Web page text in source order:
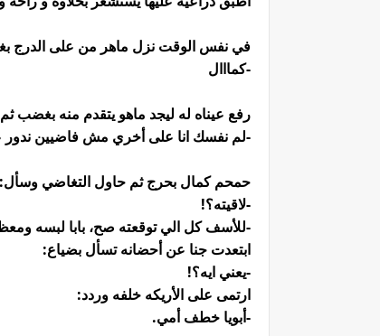
في نفس الوقت نزل ماهر من على الدرج
-كمااال
رفع عيناه له ليجد ماهو يتقدم منه بغضب
-لم نفسك انا على أخري مش فاضيين ندور
حمحم كمال بحرج ثم حاول التغاضي وسأل:
-لاقيته؟!
-للأسف كل الي توقعته صح، بابا لبسه
ابتعدت جنا عن أحضانه تسأل بضياع:
-يعني ايه؟!
ارتمى على الأريكه خلفه وردد:
-أبويا خطف أمي.